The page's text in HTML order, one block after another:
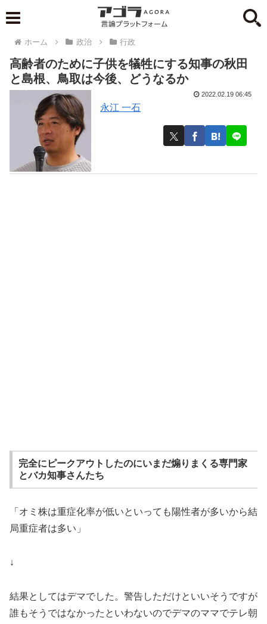
ホーム 政治 行政
高齢者のために子供を犠牲にする知事の秋田
と島根、鳥取は今後、どうなるか
永江 一石
2022.02.19 06:45
完全にピークアウトしたのにいまだ煽りまくる専門家
とバカ知事さんたち
「オミ株は重症化率が低いといっても陽性者が多いから結
局重症者は多い」
↓
結果としてはデマでした。警告しただけといいそうですが
誰もそうではなかったといわないのでデマのママでテレ朝